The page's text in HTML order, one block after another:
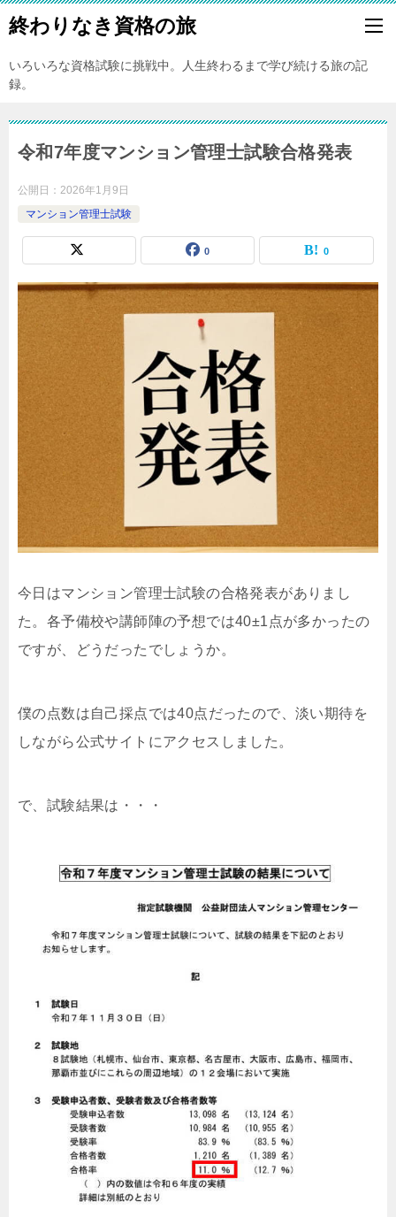
終わりなき資格の旅
いろいろな資格試験に挑戦中。人生終わるまで学び続ける旅の記
録。
令和7年度マンション管理士試験合格発表
公開日： 2026年1月9日
マンション管理士試験
0 0
今日はマンション管理士試験の合格発表がありまし
た。各予備校や講師陣の予想では40±1点が多かったの
ですが、どうだったでしょうか。
僕の点数は自己採点では40点だったので、淡い期待を
しながら公式サイトにアクセスしました。
で、試験結果は・・・